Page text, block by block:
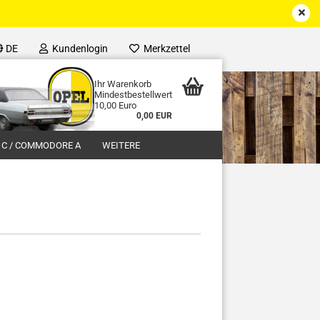
DE Kundenlogin Merkzettel
Ihr Warenkorb
Mindestbestellwert
10,00 Euro
0,00 EUR
C / COMMODORE A WEITERE